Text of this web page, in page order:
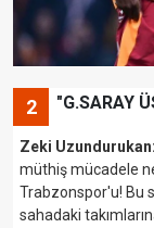
2 "G.SARAY
Zeki Uzundurukan:
müthiş mücadele
Trabzonspor'u! Bu
sahadaki